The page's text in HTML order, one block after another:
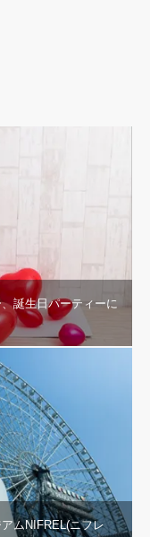
誕生日パーティーに
ムNIFREL(ニフレ